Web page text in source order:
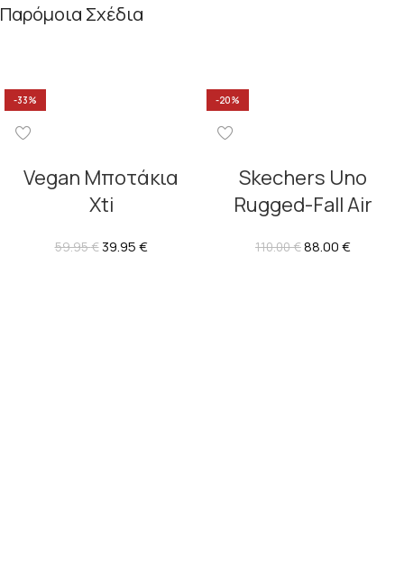
Παρόμοια Σχέδια
-33%
Vegan Μποτάκια
Xti
59.95€39.95€
-20%
Skechers Uno
Rugged-Fall Air
110.00€88.00€